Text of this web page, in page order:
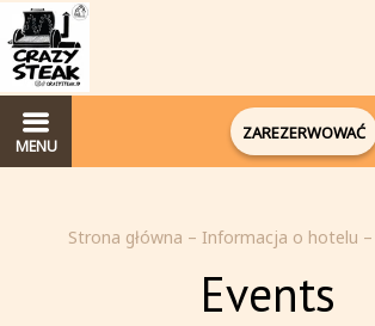
MENU
ZAREZERWOWAĆ
Strona główna – Informacja o hotelu –
Events